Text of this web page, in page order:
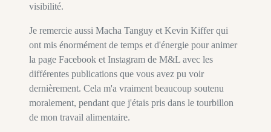
visibilité.
Je remercie aussi Macha Tanguy et Kevin Kiffer qui
ont mis énormément de temps et d'énergie pour animer
la page Facebook et Instagram de M&L avec les
différentes publications que vous avez pu voir
dernièrement. Cela m'a vraiment beaucoup soutenu
moralement, pendant que j'étais pris dans le tourbillon
de mon travail alimentaire.